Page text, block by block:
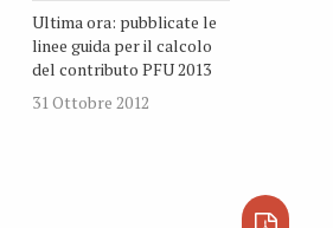
territorio, e 25 mila
Ecopatenti consegnate
negli ultimi due anni,
prende il via la terza
edizione di Ecopatente,
Ultima ora: pubblicate le
linee guida per il calcolo
del contributo PFU 2013
31 Ottobre 2012